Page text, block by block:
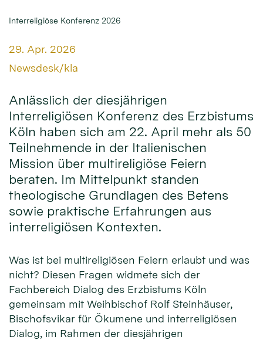
Interreligiöse Konferenz 2026
Datum:
29. Apr. 2026
Von:
Newsdesk/kla
Anlässlich der diesjährigen
Interreligiösen Konferenz des Erzbistums
Köln haben sich am 22. April mehr als 50
Teilnehmende in der Italienischen
Mission über multireligiöse Feiern
beraten. Im Mittelpunkt standen
theologische Grundlagen des Betens
sowie praktische Erfahrungen aus
interreligiösen Kontexten.
Was ist bei multireligiösen Feiern erlaubt und was
nicht? Diesen Fragen widmete sich der
Fachbereich Dialog des Erzbistums Köln
gemeinsam mit Weihbischof Rolf Steinhäuser,
Bischofsvikar für Ökumene und interreligiösen
Dialog, im Rahmen der diesjährigen